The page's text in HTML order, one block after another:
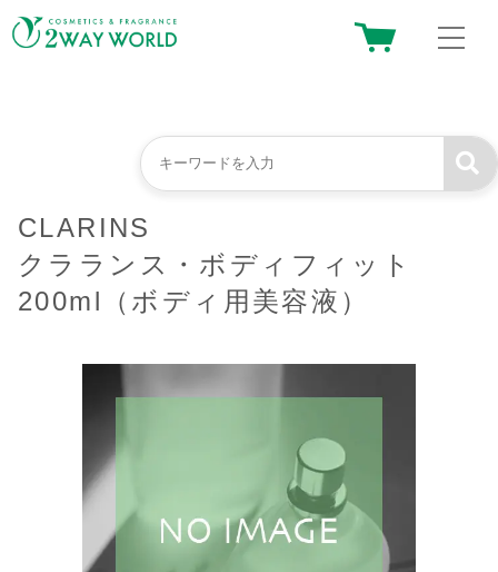
CLARINS
クラランス・ボディフィット
200ml（ボディ用美容液）